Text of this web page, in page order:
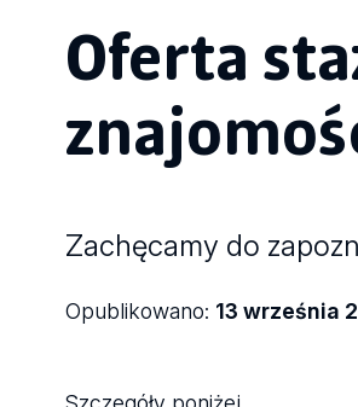
Oferta
Zachęcamy do
Opublikowano: 13 września